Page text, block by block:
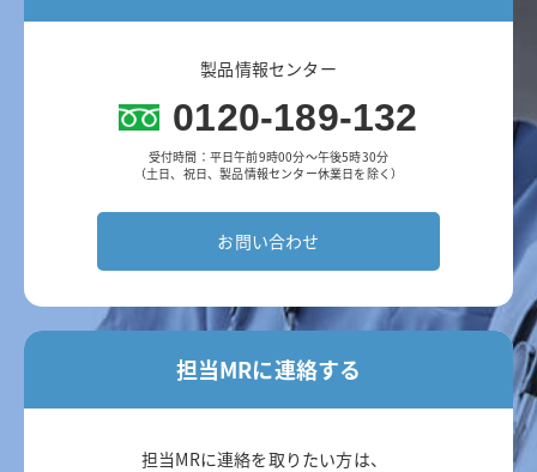
製品情報センター
0120-189-132
受付時間：平日午前9時00分～午後5時30分
（土日、祝日、製品情報センター休業日を除く）
お問い合わせ
担当MRに連絡する
担当MRに連絡を取りたい方は、